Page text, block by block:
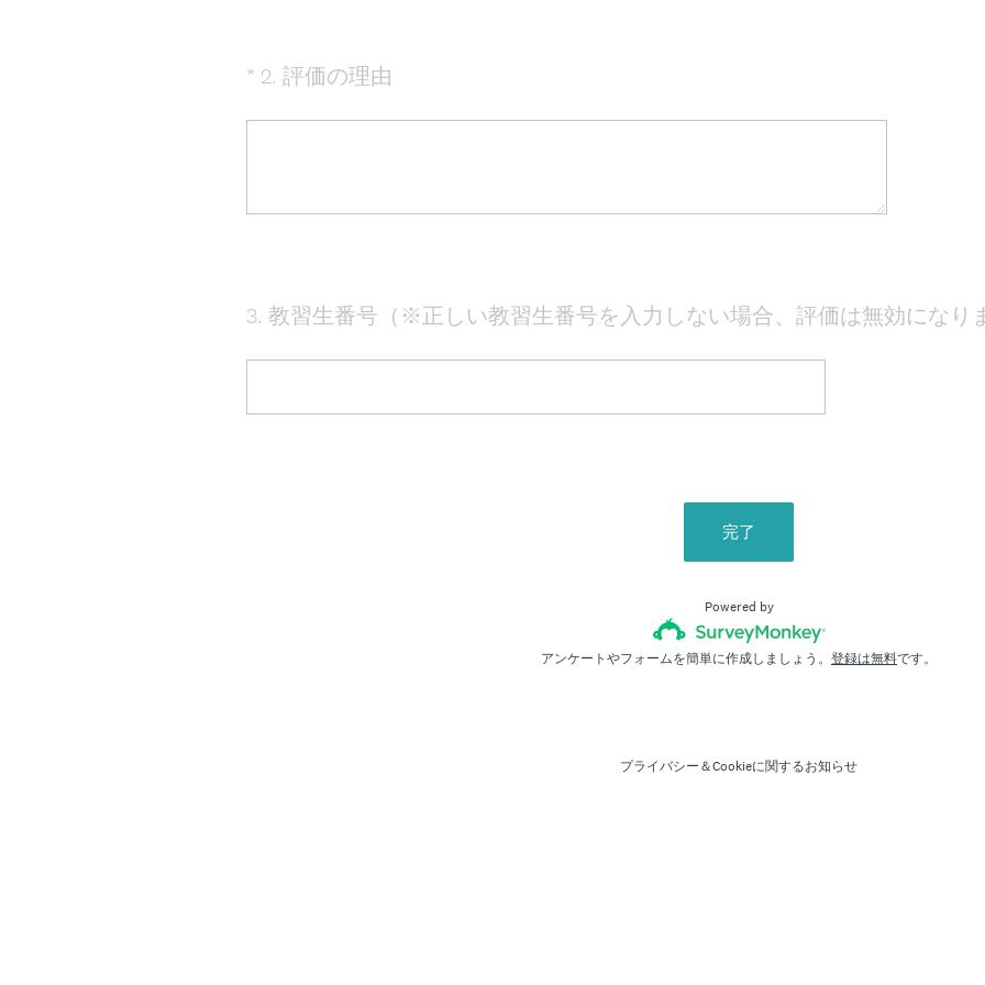
Question
* 2. 評価の理由
須
Question
3. 教習生番号（※正しい教習生番号を入力しない場合、評価は無効になり
完了
Powered by
アンケートやフォームを簡単に作成しましょう。 登録は無料です。
プライバシー＆Cookieに関するお知らせ